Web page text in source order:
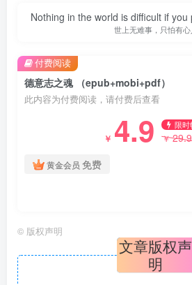
Nothing in the world is difficult if
世上无难事，只怕有心
德意志之魂 （epub+mobi+pdf）
此内容为付费阅读，请付费后查看
￥ 4.9 限时
￥29.9
黄金会员 免费
付费阅读
© 版权声明
文章版权声
明